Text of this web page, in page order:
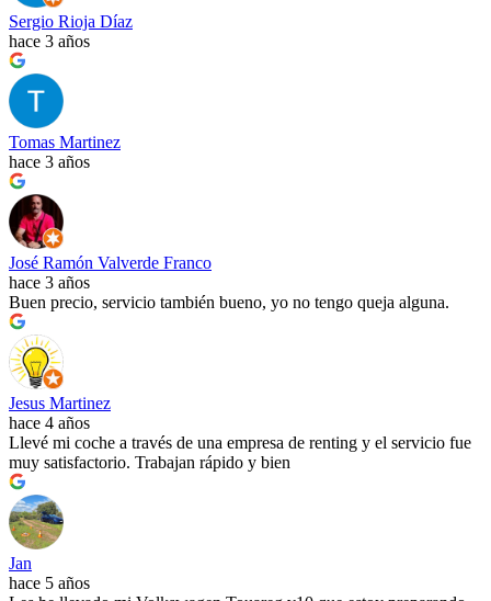
Sergio Rioja Díaz
hace 3 años
Tomas Martinez
hace 3 años
José Ramón Valverde Franco
hace 3 años
Buen precio, servicio también bueno, yo no tengo queja alguna.
Jesus Martinez
hace 4 años
Llevé mi coche a través de una empresa de renting y el servicio fue
muy satisfactorio. Trabajan rápido y bien
Jan
hace 5 años